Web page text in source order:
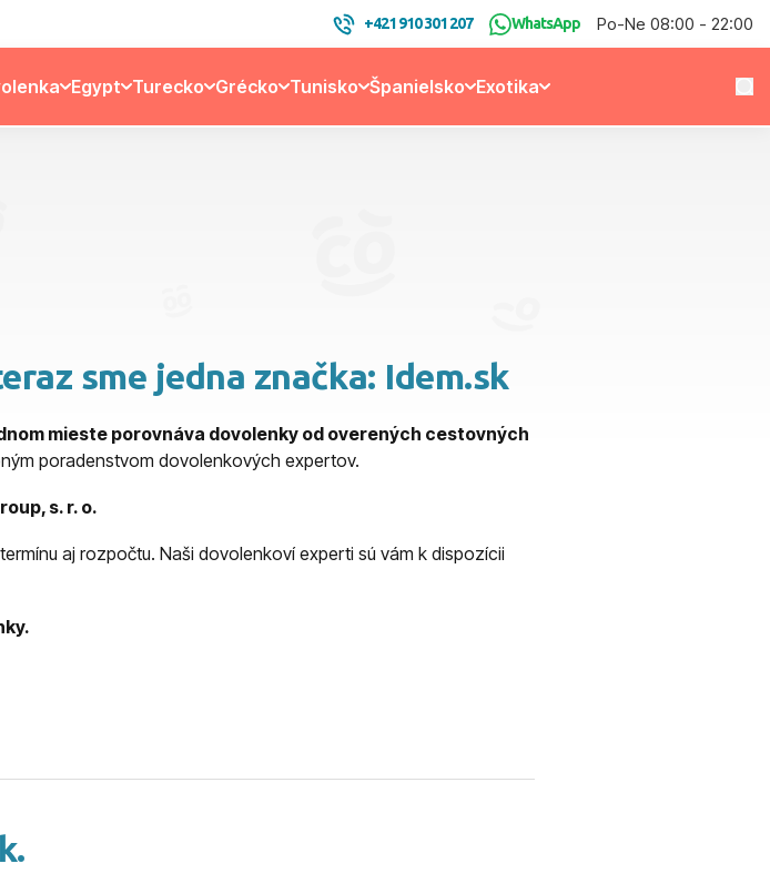
+421 910 301 207 WhatsApp Po-Ne 08:00 - 22:00
Egypt Turecko Grécko Tunisko Španielsko Exotika
sme jedna značka: Idem.sk
mieste porovnáva dovolenky od overených cestovných
poradenstvom dovolenkových expertov.
s. r. o.
aj rozpočtu. Naši dovolenkoví experti sú vám k dispozícii